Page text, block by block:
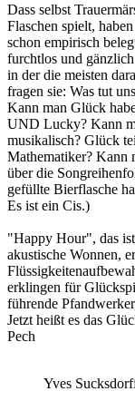
Dass selbst
Flaschen spielt,
schon empirisch
furchtlos und
in der die meisten
fragen sie: Was tut
Kann man Glück
UND Lucky? Kann
musikalisch? Glück
Mathematiker? Kann
über die
gefüllte Bierflasche
Es ist ein Cis.)
"Happy Hour", das
akustische Wonnen,
erklingen für
führende
Jetzt heißt es das
Pech
Yves